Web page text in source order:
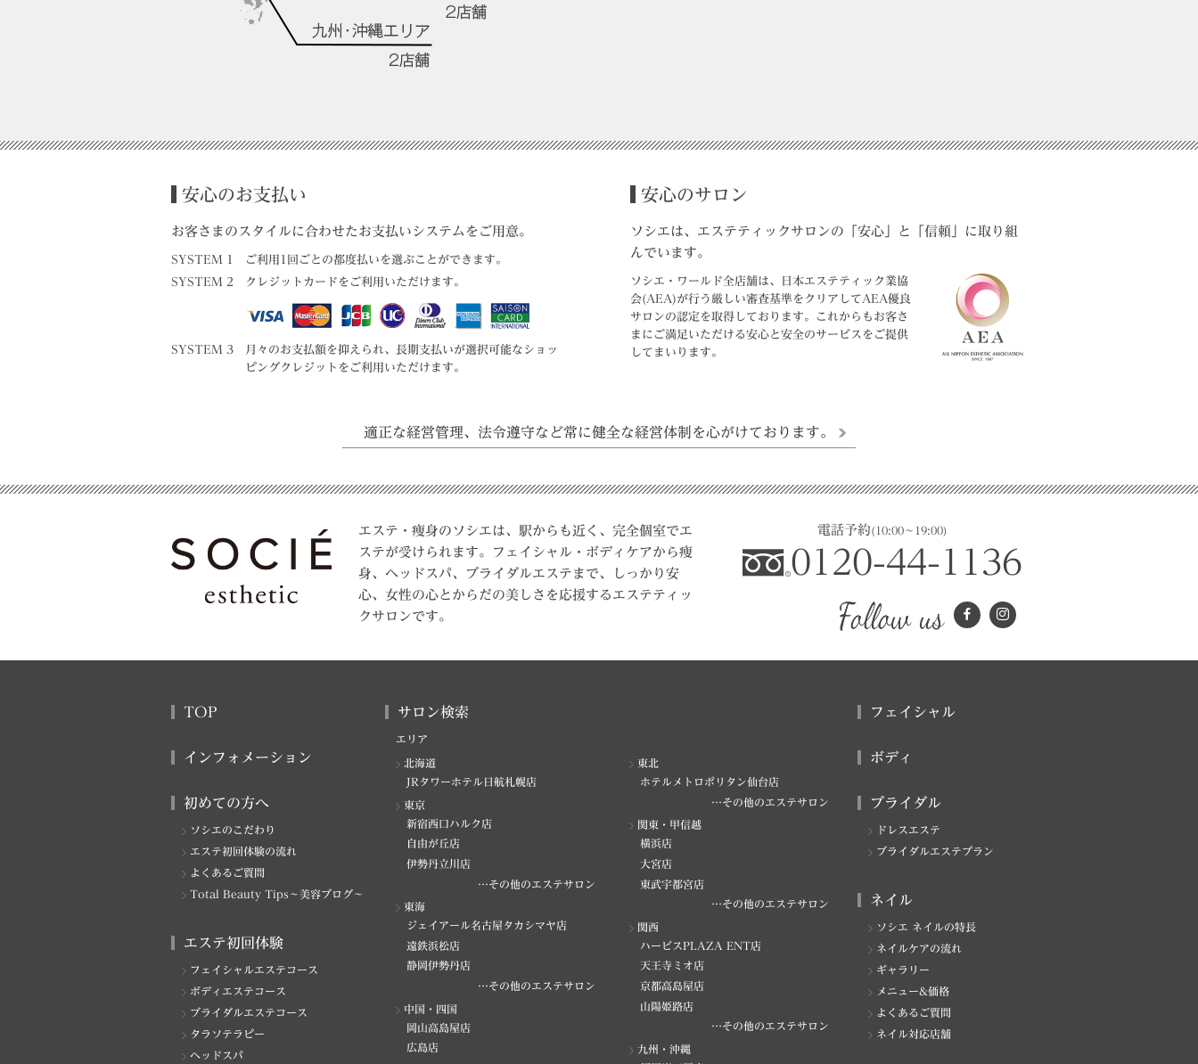
安心のお支払い
お客さまのスタイルに合わせたお支払いシステムをご用意。
SYSTEM 1
ご利用1回ごとの都度払いを選ぶことができます。
SYSTEM 2
クレジットカードをご利用いただけます。
SYSTEM 3
月々のお支払額を抑えられ、長期支払いが選択可能なショッ
ピングクレジットをご利用いただけます。
安心のサロン
ソシエは、エステティックサロンの「安心」と「信頼」に取り組
んでいます。
ソシエ・ワールド全店舗は、日本エステティック業協
会(AEA)が行う厳しい審査基準をクリアしてAEA優良
サロンの認定を取得しております。これからもお客さ
まにご満足いただける安心と安全のサービスをご提供
してまいります。
適正な経営管理、法令遵守など常に健全な経営体制を心がけております。
エステ・痩身のソシエは、駅からも近く、完全個室でエ
ステが受けられます。フェイシャル・ボディケアから痩
身、ヘッドスパ、ブライダルエステまで、しっかり安
心、女性の心とからだの美しさを応援するエステティッ
クサロンです。
電話予約(10:00～19:00)
0120-44-1136
TOP
インフォメーション
初めての方へ
ソシエのこだわり
エステ初回体験の流れ
よくあるご質問
Total Beauty Tips～美容ブログ～
エステ初回体験
フェイシャルエステコース
ボディエステコース
ブライダルエステコース
タラソテラピー
ヘッドスパ
サロン検索
エリア
北海道
JRタワーホテル日航札幌店
東北
ホテルメトロポリタン仙台店
…その他のエステサロン
東京
新宿西口ハルク店
自由が丘店
伊勢丹立川店
…その他のエステサロン
関東・甲信越
横浜店
大宮店
東武宇都宮店
…その他のエステサロン
東海
ジェイアール名古屋タカシマヤ店
遠鉄浜松店
静岡伊勢丹店
…その他のエステサロン
関西
ハービスPLAZA ENT店
天王寺ミオ店
京都高島屋店
山陽姫路店
…その他のエステサロン
中国・四国
岡山高島屋店
広島店
九州・沖縄
フェイシャル
ボディ
ブライダル
ドレスエステ
ブライダルエステプラン
ネイル
ソシエ ネイルの特長
ネイルケアの流れ
ギャラリー
メニュー&価格
よくあるご質問
ネイル対応店舗